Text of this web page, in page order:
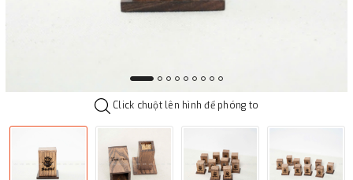
Click chuột lên hình để phóng to